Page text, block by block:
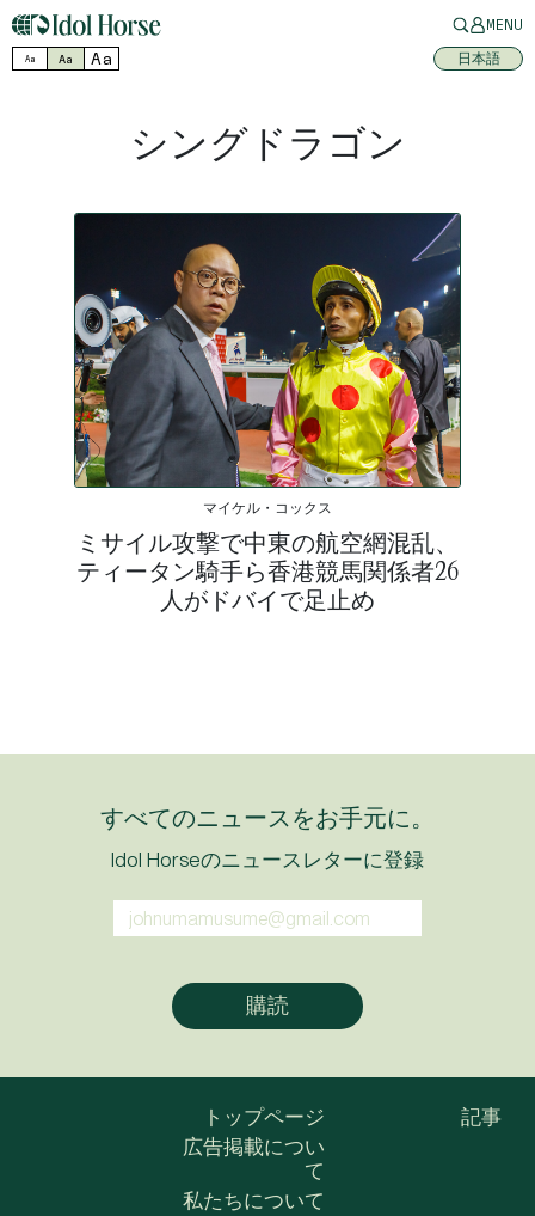
MENU
Aa Aa Aa 日本語
シングドラゴン
マイケル・コックス
ミサイル攻撃で中東の航空網混乱、
ティータン騎手ら香港競馬関係者26
人がドバイで足止め
すべてのニュースをお手元に。
Idol Horseのニュースレターに登録
トップページ
広告掲載につい
て
私たちについて
記事